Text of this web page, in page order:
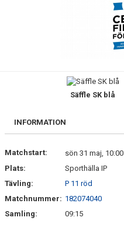
FRISPARKEN
MATCHER
KONTAKTER & LAG
Säffle SK blå
INFORMATION
Matchstart:
sön 31 maj, 10:00
Plats:
Sporthälla IP
Tävling:
P 11 röd
Matchnummer: 182074040
Samling:
09:15